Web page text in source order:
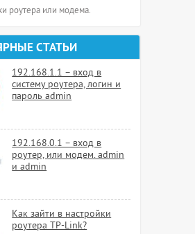
роутера или модема.
СТАТЬИ
192.168.1.1 – вход в
систему роутера, логин и
пароль admin
192.168.0.1 – вход в
роутер, или модем. admin
и admin
Как зайти в настройки
роутера TP-Link?